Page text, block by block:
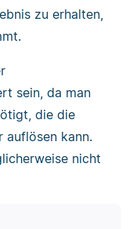
zu erhalten,
sein, da man
die die
auflösen kann.
nicht